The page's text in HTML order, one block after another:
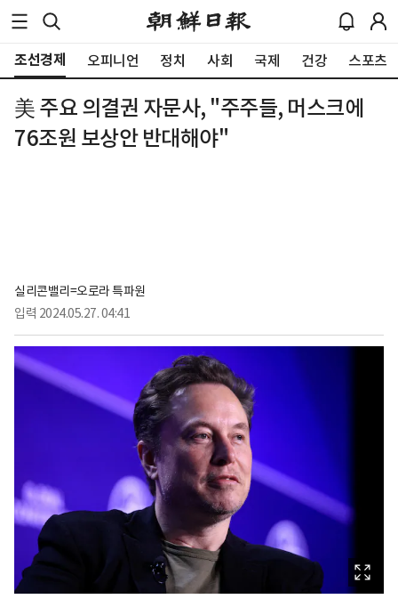
조선경제 오피니언 정치 사회 국제 건강 스포츠
美 주요 의결권 자문사, "주주들, 머스크에
76조원 보상안 반대해야"
실리콘밸리=오로라 특파원
입력 2024.05.27. 04:41